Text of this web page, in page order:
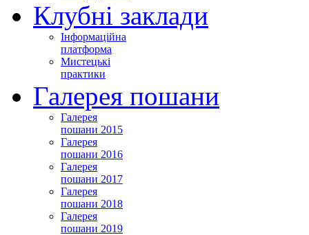
Клубні заклади
Інформаційна
платформа
Мистецькі
практики
Галерея пошани
Галерея
пошани 2015
Галерея
пошани 2016
Галерея
пошани 2017
Галерея
пошани 2018
Галерея
пошани 2019